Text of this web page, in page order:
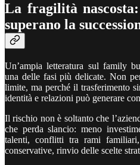
La fragilità
superano la
Un’ampia letteratura sul family
una delle fasi più delicate. Non
limite, ma perché il trasferimento
identità e relazioni può generare
Il rischio non è soltanto che
che perda slancio: meno
talenti, conflitti tra rami
conservative, rinvio delle scelte